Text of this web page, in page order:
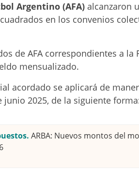
Argentino (AFA) alcanzaron
en los convenios
de AFA correspondientes a la
mensualizado.
acordado se aplicará de
junio 2025, de la siguiente
ARBA: Nuevos montos del